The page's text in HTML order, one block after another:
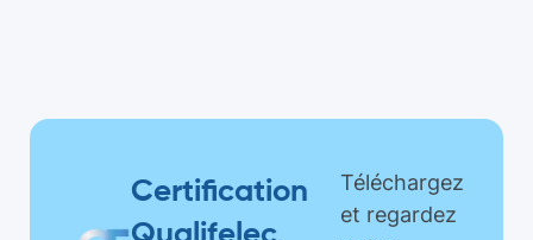
Certification
Téléchargez
et regardez